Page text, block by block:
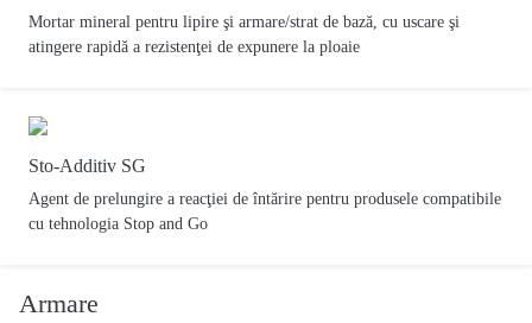
Mortar mineral pentru lipire şi armare/strat de bază, cu uscare şi
atingere rapidă a rezistenţei de expunere la ploaie
Sto-Additiv SG
Agent de prelungire a reacţiei de întărire pentru produsele compatibile
cu tehnologia Stop and Go
Armare